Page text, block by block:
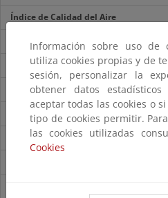
Índice de Calidad del Aire
Histórico de Calidad del Aire en España
Evaluación de la Calidad del Aire en
Datos Calidad del Aire 2021
Zonas Calidad del Aire 2021
Episodios naturales de partículas 2022
Información sobre uso de
utiliza cookies propias y de
sesión, personalizar la
obtener datos estadísticos
aceptar todas las cookies o
tipo de cookies permitir.
las cookies utilizadas
Cookies